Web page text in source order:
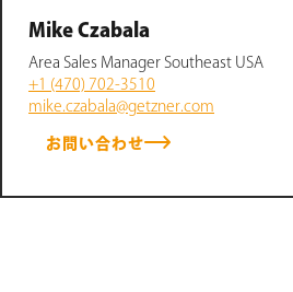
Mike Czabala
Area Sales Manager Southeast USA
+1 (470) 702-3510
mike.czabala@getzner.com
お問い合わせ